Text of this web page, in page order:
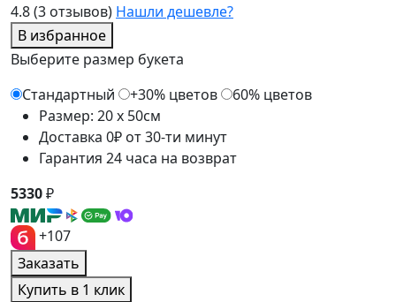
4.8(3 отзывов) Нашли дешевле?
В избранное
Выберите размер букета
Стандартный
+30% цветов
60% цветов
Размер: 20 x 50см
Доставка 0₽ от 30-ти минут
Гарантия 24 часа на возврат
5330₽
+107
Заказать
Купить в 1 клик